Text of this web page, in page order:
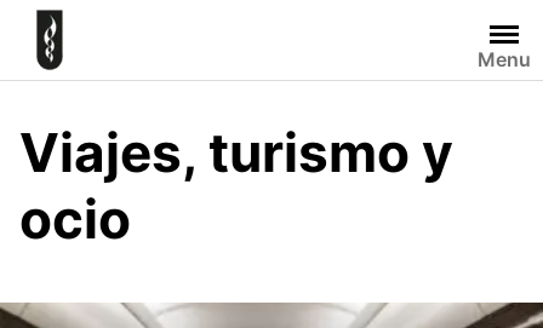
Skip
content
Menu
Viajes, turismo y
ocio